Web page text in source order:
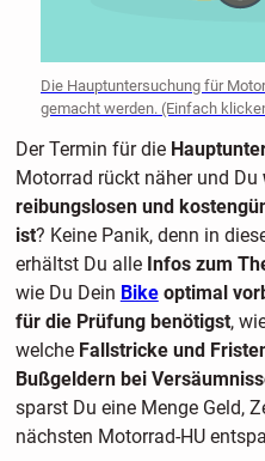
Die Hauptuntersuchung für
gemacht werden. (Einfach
Der Termin für die
Motorrad rückt näher und Du
reibungslosen und
ist? Keine Panik, denn in
erhältst Du alle Infos zum
wie Du Dein Bikeoptimal
für die Prüfung benötigst,
welche Fallstricke und
Bußgeldern bei
sparst Du eine Menge Geld,
nächsten Motorrad-HU